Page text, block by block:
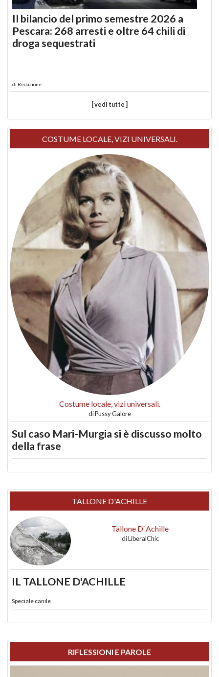
Il bilancio del primo semestre 2026 a
Pescara: 268 arresti e oltre 64 chili di
droga sequestrati
di Redazione
[ vedi tutte ]
COSTUME LOCALE, VIZI UNIVERSALI.
Costume locale, vizi universali.
diPussy Galore
Sul caso Mari-Murgia si è discusso molto
della frase
TALLONE D'ACHILLE
Tallone D`Achille
diLiberalChic
IL TALLONE D'ACHILLE
Speciale canile
RIFLESSIONI E PAROLE